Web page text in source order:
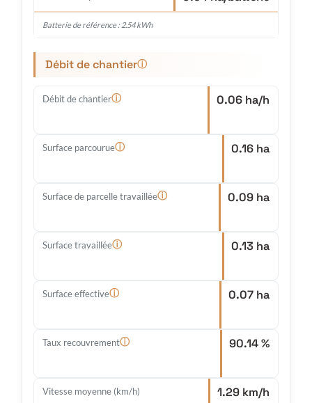
Batterie de référence : 2.54 kWh
Débit de chantierⓘ
Débit de chantierⓘ 0.06 ha/h
Surface parcourueⓘ 0.16 ha
Surface de parcelle travailléeⓘ 0.09 ha
Surface travailléeⓘ 0.13 ha
Surface effectiveⓘ 0.07 ha
Taux recouvrementⓘ 90.14 %
Vitesse moyenne (km/h) 1.29 km/h